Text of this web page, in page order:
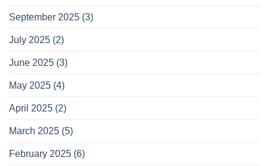
September 2025 (3)
July 2025 (2)
June 2025 (3)
May 2025 (4)
April 2025 (2)
March 2025 (5)
February 2025 (6)